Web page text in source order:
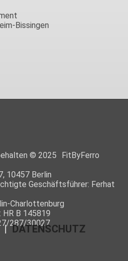
Bissingen
© 2025 FitByFerro
10457 Berlin
Geschäftsführer: Ferhat
Charlottenburg
HR B 145819
287/30027
DATENSCHUTZ